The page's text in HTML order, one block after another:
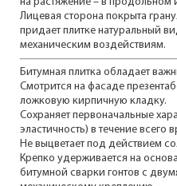
Лицевая сторона покрыта
придает плитке натуральный
механическим воздействиям.
Битумная плитка обладает
Смотрится на фасаде
ложковую кирпичную кладку.
Сохраняет первоначальные
эластичность) в течение всего
Не выцветает под действием
Крепко удерживается на
битумной сварки гонтов с